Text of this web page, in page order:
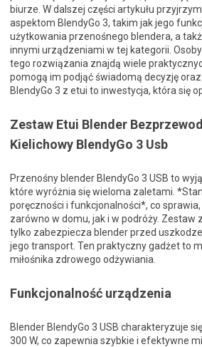
biurze. W dalszej części artykułu
aspektom BlendyGo 3, takim jak jego
użytkowania przenośnego blendera, a
innymi urządzeniami w tej kategorii.
tego rozwiązania znajdą wiele
pomogą im podjąć świadomą decyzję
BlendyGo 3 z etui to inwestycja, która się
Zestaw Etui Blender
Kielichowy BlendyGo 3 Usb
Przenośny blender BlendyGo 3 USB to
które wyróżnia się wieloma zaletami.
poręczności i funkcjonalności*, co
zarówno w domu, jak i w podróży. Zestaw
tylko zabezpiecza blender przed
jego transport. Ten praktyczny gadżet to
miłośnika zdrowego odżywiania.
Funkcjonalność urządzenia
Blender BlendyGo 3 USB charakteryzuje
300 W, co zapewnia szybkie i efektywne